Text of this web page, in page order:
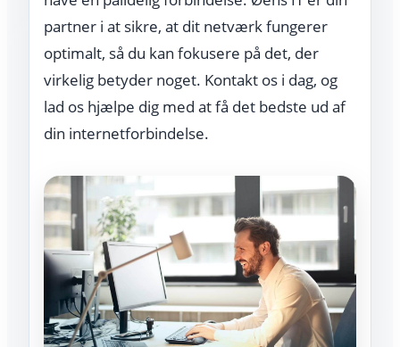
partner i at sikre, at dit netværk fungerer
optimalt, så du kan fokusere på det, der
virkelig betyder noget. Kontakt os i dag, og
lad os hjælpe dig med at få det bedste ud af
din internetforbindelse.